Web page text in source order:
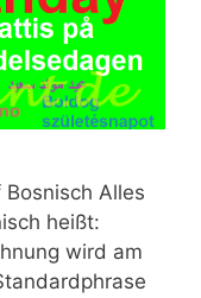
Alles
heißt:
wird am